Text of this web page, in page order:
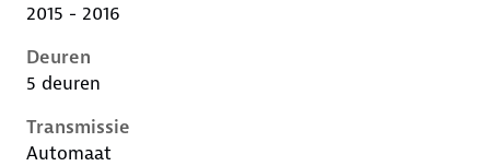
2015 - 2016
Deuren
5 deuren
Transmissie
Automaat